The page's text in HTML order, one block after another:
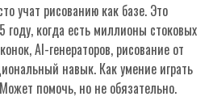
учат рисованию как базе. Это
когда есть миллионы стоковых
AI-генераторов, рисование от
навык. Как умение играть
помочь, но не обязательно.